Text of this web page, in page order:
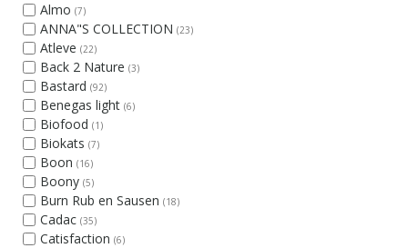
Almo (7)
ANNA"S COLLECTION (23)
Atleve (22)
Back 2 Nature (3)
Bastard (92)
Benegas light (6)
Biofood (1)
Biokats (7)
Boon (16)
Boony (5)
Burn Rub en Sausen (18)
Cadac (35)
Catisfaction (6)